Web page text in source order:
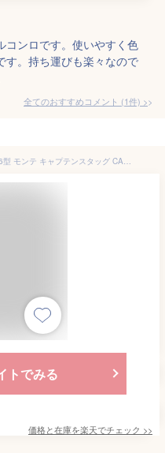
コンロです。使いやすく色
す。持ち運びも楽々なので
全てのおすすめコメント (1件) >
アウトドア コンロ 卓上グリル V型 B6型 モンテ キャプテンスタッグ CAPTAIN STAG （ バーベキューコンロ BBQコンロ バーベキューグリル BBQグリル 卓上 小型 軽い 超軽量 折りたたみ アミ付き 少人数 ポータブル おしゃれ ）
トでみる
価格と在庫を楽天でチェック >>